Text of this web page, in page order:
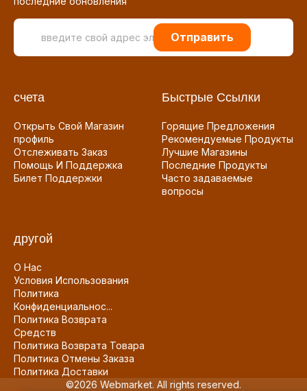
Отправить
счета
Открыть Свой Магазин
профиль
Отслеживать Заказ
Помощь И Поддержка
Билет Поддержки
Быстрые Ссылки
Горящие Предложения
Рекомендуемые Продукты
Лучшие Магазины
Последние Продукты
Часто задаваемые
вопросы
другой
О Нас
Условия Использования
Политика
Конфиденциальнос...
Политика Возврата
Средств
Политика Возврата Товара
Политика Отмены Заказа
Политика Доставки
©2026 Webmarket. All rights reserved.